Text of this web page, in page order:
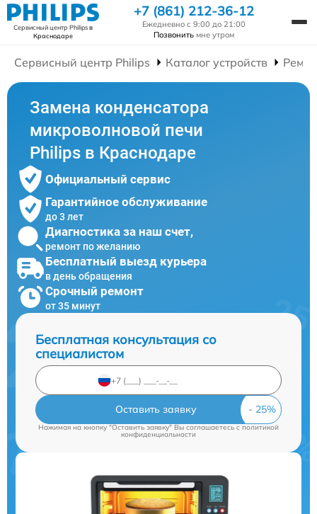
Сервисный центр Philipsв
Краснодаре
+7 (861) 212-36-12
Ежедневно с 9:00 до 21:00
Позвонить мне утром
Сервисный центр Philips Каталог устройств
Замена конденсатора
микроволновой печи
Philips в Краснодаре
Официальный сервис
Гарантийное обслуживание
до 3 лет
Диагностика за наш счет,
ремонт по желанию
Бесплатный выезд курьера
в день обращения
Срочный ремонт
от 35 минут
Бесплатная консультация со
специалистом
Оставить заявку
Нажимая на кнопку "Оставить заявку" Вы соглашаетесь c политикой
конфиденциальности